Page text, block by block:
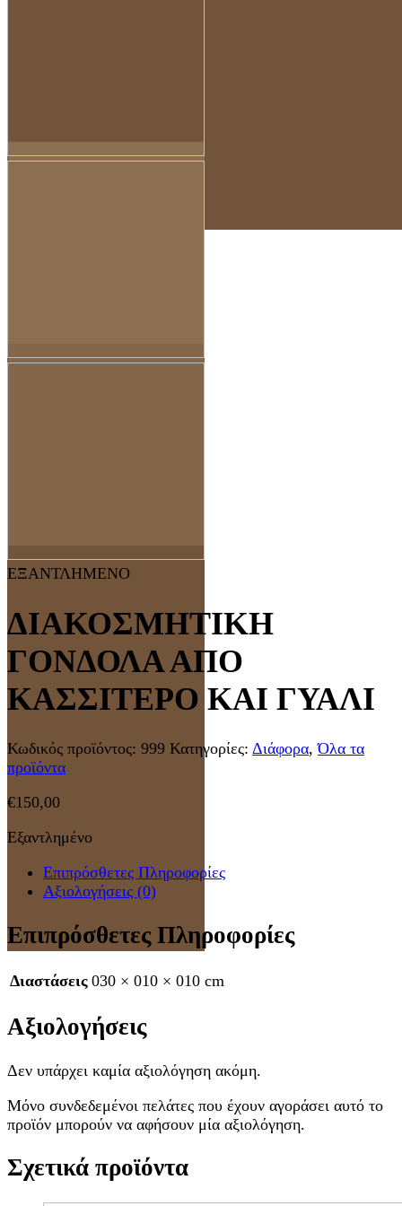
ΕΞΑΝΤΛΗΜΕΝΟ
ΔΙΑΚΟΣΜΗΤΙΚΗ
ΓΟΝΔΟΛΑ ΑΠΟ
ΚΑΣΣΙΤΕΡΟ ΚΑΙ ΓΥΑΛΙ
Κωδικός προϊόντος: 999 Κατηγορίες: Διάφορα,Όλα τα
προϊόντα
€150,00
Εξαντλημένο
Επιπρόσθετες Πληροφορίες
Αξιολογήσεις (0)
Επιπρόσθετες Πληροφορίες
Διαστάσεις 030 × 010 × 010 cm
Αξιολογήσεις
Δεν υπάρχει καμία αξιολόγηση ακόμη.
Μόνο συνδεδεμένοι πελάτες που έχουν αγοράσει αυτό το
προϊόν μπορούν να αφήσουν μία αξιολόγηση.
Σχετικά προϊόντα